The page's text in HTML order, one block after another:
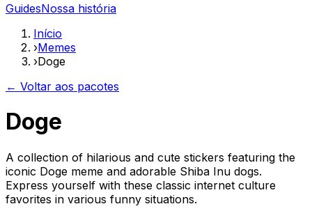
GuidesNossa história
Início
›Memes
›Doge
← Voltar aos pacotes
Doge
A collection of hilarious and cute stickers featuring the
iconic Doge meme and adorable Shiba Inu dogs.
Express yourself with these classic internet culture
favorites in various funny situations.